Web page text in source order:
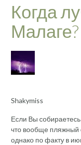
Когда
Малаге?
Shakymiss
Если Вы
что вообще пляжный
однако по факту в